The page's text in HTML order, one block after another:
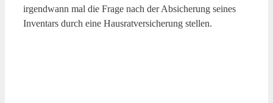
irgendwann mal die Frage nach der Absicherung seines
Inventars durch eine Hausratversicherung stellen.